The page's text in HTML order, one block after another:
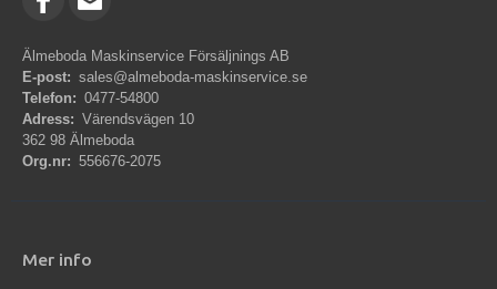
Älmeboda Maskinservice Försäljnings AB
E-post: sales@almeboda-maskinservice.se
Telefon: 0477-54800
Adress: Värendsvägen 10
362 98 Älmeboda
Org.nr: 556676-2075
Mer info